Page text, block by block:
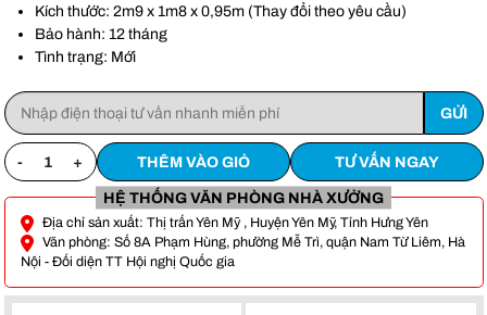
Anh Vũ -
0911861*** - S107, Vihome oceanpark Gia Lâm, Hà Nội
Kích thước: 2m9 x 1m8 x 0,95m (Thay đổi theo yêu cầu)
Bảo hành: 12 tháng
Tình trạng: Mới
- + THÊM VÀO GIỎ TƯ VẤN NGAY
HỆ THỐNG VĂN PHÒNG NHÀ XƯỞNG
Địa chỉ sản xuất: Thị trấn Yên Mỹ , Huyện Yên Mỹ, Tỉnh Hưng Yên
Văn phòng: Số 8A Phạm Hùng, phường Mễ Trì, quận Nam Từ Liêm, Hà
Nội - Đối diện TT Hội nghị Quốc gia